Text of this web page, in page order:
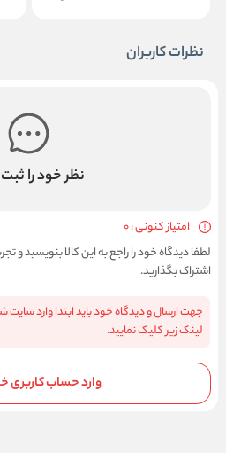
نظرات کاربران
نظر خود را
امتیاز کنونی : 0
لطفا دیدگاه خود را راجع به این کالا بنویسید و
اشتراک بگذارید.
جهت ارسال و دیدگاه خود باید ابتدا وارد
لینک زیر کلیک نمایید.
وارد حساب کاربری